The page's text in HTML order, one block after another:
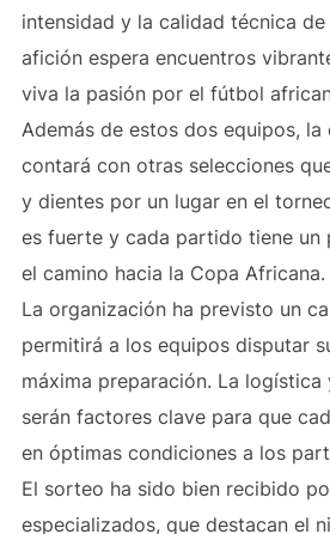
intensidad y la calidad técnica
afición espera encuentros
viva la pasión por el fútbol
Además de estos dos equipos,
contará con otras selecciones
y dientes por un lugar en el
es fuerte y cada partido tiene un
el camino hacia la Copa Africana.
La organización ha previsto un
permitirá a los equipos disputar
máxima preparación. La
serán factores clave para que
en óptimas condiciones a los
El sorteo ha sido bien recibido
especializados, que destacan el